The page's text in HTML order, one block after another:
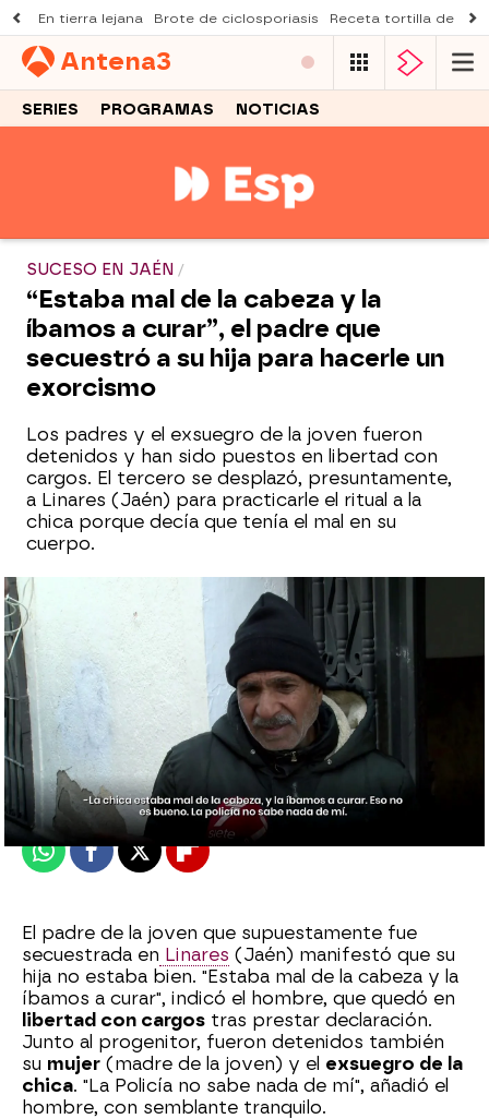
En tierra lejana Brote de ciclosporiasis Receta tortilla de
Antena3
SERIES PROGRAMAS NOTICIAS
SUCESO EN JAÉN
“Estaba mal de la cabeza y la
íbamos a curar”, el padre que
secuestró a su hija para hacerle un
exorcismo
Los padres y el exsuegro de la joven fueron
detenidos y han sido puestos en libertad con
cargos. El tercero se desplazó, presuntamente,
a Linares (Jaén) para practicarle el ritual a la
chica porque decía que tenía el mal en su
cuerpo.
Tania Taboada
madrid
Publicado:09 de febrero de 2023, 14:15
WhatsappFacebook
X Flipboard
El padre de la joven que supuestamente fue
secuestrada en Linares (Jaén) manifestó que su
hija no estaba bien. "Estaba mal de la cabeza y la
íbamos a curar", indicó el hombre, que quedó en
libertad con cargos tras prestar declaración.
Junto al progenitor, fueron detenidos también
su mujer (madre de la joven) y el exsuegro de la
chica. "La Policía no sabe nada de mí", añadió el
hombre, con semblante tranquilo.